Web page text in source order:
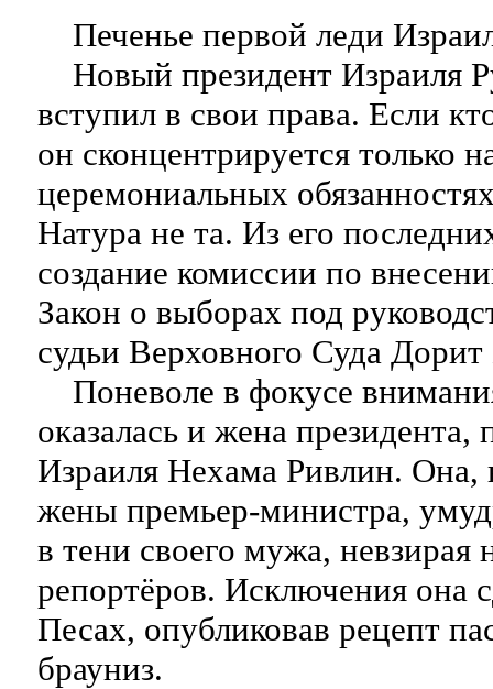
Печенье первой леди
Новый президент Израиля
вступил в свои права. Если
он сконцентрируется только
церемониальных
Натура не та. Из его
создание комиссии по
Закон о выборах под
судьи Верховного Суда
Поневоле в фокусе
оказалась и жена президента,
Израиля Нехама Ривлин. Она,
жены премьер-министра,
в тени своего мужа, невзирая
репортёров. Исключения она
Песах, опубликовав рецепт
брауниз.